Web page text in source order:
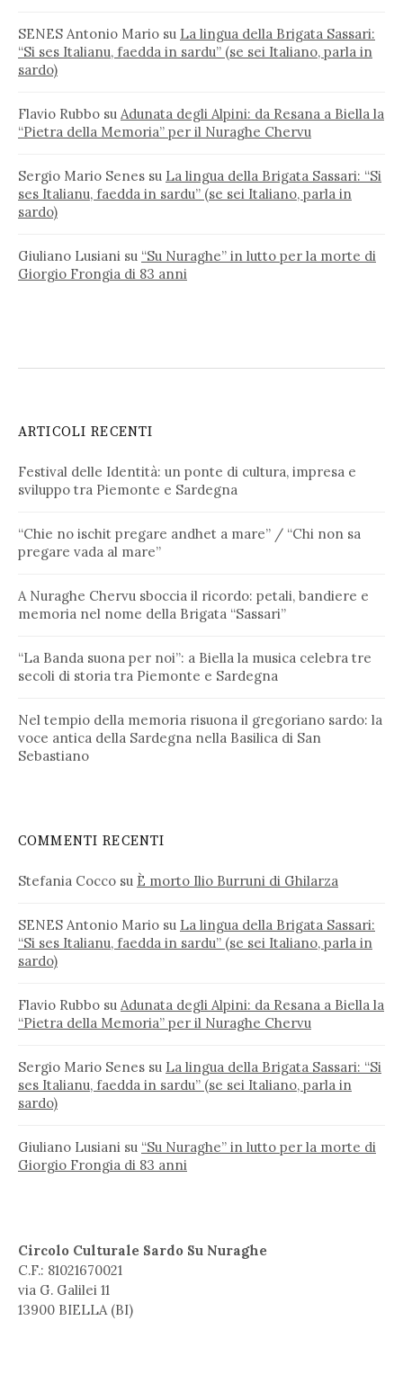
SENES Antonio Mario su La lingua della Brigata Sassari:
“Si ses Italianu, faedda in sardu” (se sei Italiano, parla in
sardo)
Flavio Rubbo su Adunata degli Alpini: da Resana a Biella la
“Pietra della Memoria” per il Nuraghe Chervu
Sergio Mario Senes su La lingua della Brigata Sassari: “Si
ses Italianu, faedda in sardu” (se sei Italiano, parla in
sardo)
Giuliano Lusiani su “Su Nuraghe” in lutto per la morte di
Giorgio Frongia di 83 anni
ARTICOLI RECENTI
Festival delle Identità: un ponte di cultura, impresa e
sviluppo tra Piemonte e Sardegna
“Chie no ischit pregare andhet a mare” / “Chi non sa
pregare vada al mare”
A Nuraghe Chervu sboccia il ricordo: petali, bandiere e
memoria nel nome della Brigata “Sassari”
“La Banda suona per noi”: a Biella la musica celebra tre
secoli di storia tra Piemonte e Sardegna
Nel tempio della memoria risuona il gregoriano sardo: la
voce antica della Sardegna nella Basilica di San
Sebastiano
COMMENTI RECENTI
Stefania Cocco su È morto Ilio Burruni di Ghilarza
SENES Antonio Mario su La lingua della Brigata Sassari:
“Si ses Italianu, faedda in sardu” (se sei Italiano, parla in
sardo)
Flavio Rubbo su Adunata degli Alpini: da Resana a Biella la
“Pietra della Memoria” per il Nuraghe Chervu
Sergio Mario Senes su La lingua della Brigata Sassari: “Si
ses Italianu, faedda in sardu” (se sei Italiano, parla in
sardo)
Giuliano Lusiani su “Su Nuraghe” in lutto per la morte di
Giorgio Frongia di 83 anni
Circolo Culturale Sardo Su Nuraghe
C.F.: 81021670021
via G. Galilei 11
13900 BIELLA (BI)